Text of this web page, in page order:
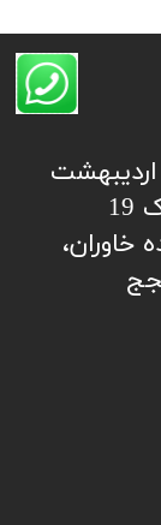
اردیبهشت
کیلومتر 12 جاده خاوران،